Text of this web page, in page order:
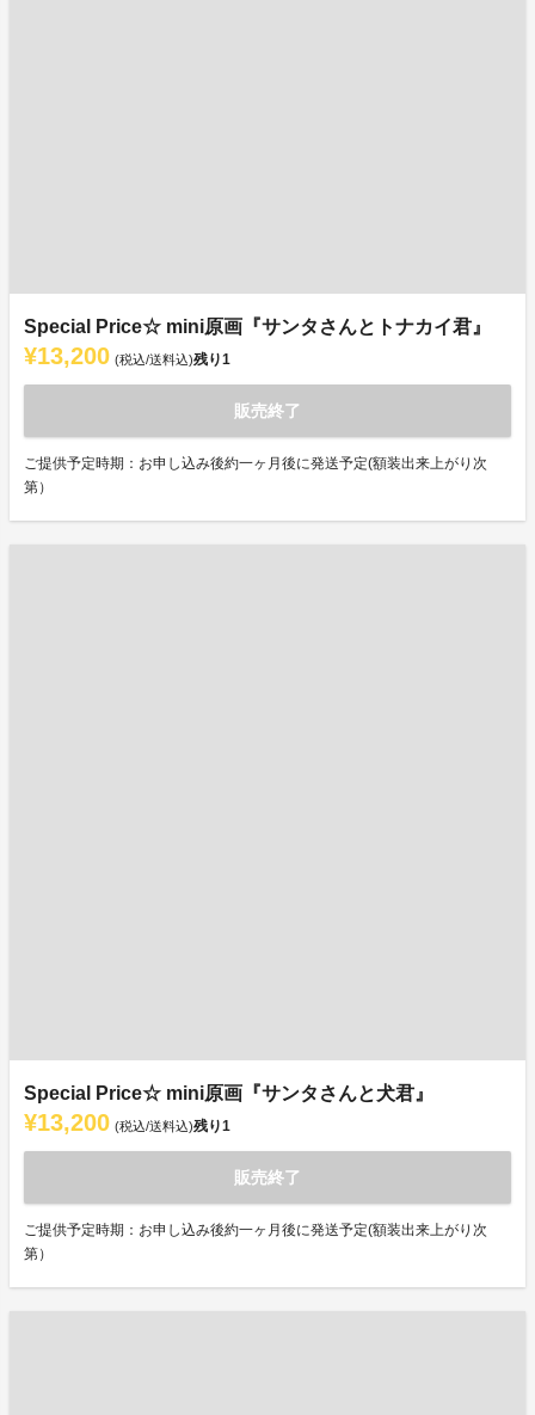
Special Price☆ mini原画『サンタさんとトナカイ君』
¥13,200 (税込/送料込)残り1
販売終了
ご提供予定時期：お申し込み後約一ヶ月後に発送予定(額装出来上がり次
第）
Special Price☆ mini原画『サンタさんと犬君』
¥13,200 (税込/送料込)残り1
販売終了
ご提供予定時期：お申し込み後約一ヶ月後に発送予定(額装出来上がり次
第）